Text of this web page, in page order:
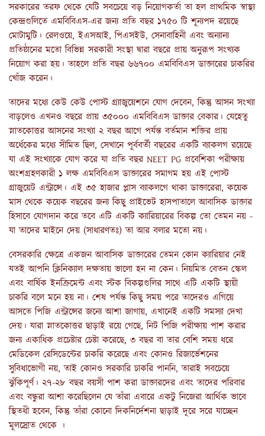
সরকারের তরফ থেকে যেটি সবচেয়ে বড় নিয়োগকর্তা তা হল প্রাথমিক স্বাস্থ্য
কেন্দ্রগুলিতে এমবিবিএস-এর জন্য প্রতি বছর ১৭৫০ টি শূন্যপদ রয়েছে
মোটামুটি। রেলওয়ে, ইএসআই, পিএসইউ, সেনাবাহিনী এবং অন্যান্য
প্রতিষ্ঠানের মতো বিভিন্ন সরকারী সংস্থা দ্বারা বছরে প্রায় অনুরূপ সংখ্যক
নিয়োগ করা হয়। তাহলে প্রতি বছর ৬৬৭০০ এমবিবিএস ডাক্তারের চাকরির
খোঁজ করেন।
তাদের মধ্যে কেউ কেউ পোস্ট গ্র্যাজুয়েশনে যোগ দেবেন, কিন্তু আসন সংখ্যা
বাড়লেও এখনও বছরে প্রায় ৩৫০০০ এমবিবিএস ডাক্তার বেকার। যেহেতু
স্নাতকোত্তর আসনের সংখ্যা ২ বছর আগে পর্যন্ত বর্তমান শক্তির প্রায়
অর্ধেকের মধ্যে সীমিত ছিল, সেখানে পূর্ববর্তী বছরের একটি ব্যাকলগ রয়েছে
যা এই সংখ্যাকে যোগ করে যা প্রতি বছর NEET PG প্রবেশিকা পরীক্ষায়
অংশগ্রহণকারী ১ লক্ষ এমবিবিএস ডাক্তারের সমাগম হয় এই পোস্ট
গ্রাজুয়েট এন্ট্রান্সে। এই ৩৫ হাজার প্লাস ব্যাকলগে থাকা ডাক্তারেরা, কয়েক
মাস থেকে কয়েক বছরের জন্য কিছু প্রাইভেট হাসপাতালে আবাসিক ডাক্তার
হিসাবে যোগদান করে তবে এটি একটি ক্যারিয়ারের বিকল্প তো তেমন নয় -
যা তাদের মাইনে দেয় (সাধারণতঃ) তা আর বলার মতো নয়।
বেসরকারি ক্ষেত্রে একজন আবাসিক ডাক্তারের তেমন কোন ক্যারিয়ার নেই
যতই আপনি ক্লিনিক্যাল দক্ষতায় ভালো হন না কেন। নিয়মিত বেতন স্কেল
এবং বার্ষিক ইনক্রিমেন্ট এবং স্টক বিকল্পগুলির সাথে এটি একটি স্থায়ী
চাকরি বলে মনে হয় না। শেষ পর্যন্ত কিছু সময় পরে তাদেরও এগিয়ে
আসতে পিজি এন্ট্রান্সের জন্যে আশা জাগায়, এখানেই একটি সমস্যা দেখা
দেয়। যারা স্নাতকোত্তর ছাড়াই রয়ে গেছে, নিট পিজি পরীক্ষায় পাশ করার
জন্য একাধিক প্রচেষ্টার চেষ্টা করেছে, ৩ বছর বা তার বেশি সময় ধরে
মেডিকেল রেসিডেন্টের চাকরি করেছে এবং কোনও রিজার্ভেশনের
সুবিধাভোগী নয়, তাই কোনও সরকারি চাকরি পাননি, তারাই সবচেয়ে
ঝুঁকিপূর্ণ। ২৭-২৮ বছর বয়সী পাশ করা ডাক্তারদের এবং তাদের পরিবার
এবং বন্ধুরা আশা করেছিলেন যে তাঁরা এবারে একটু নিজেরা আর্থিক ভাবে
স্থিতধী হবেন, কিন্তু তাঁরা কোনো দিকনির্দেশনা ছাড়াই দূরে সরে যাচ্ছেন
মূলস্রোত থেকে ।